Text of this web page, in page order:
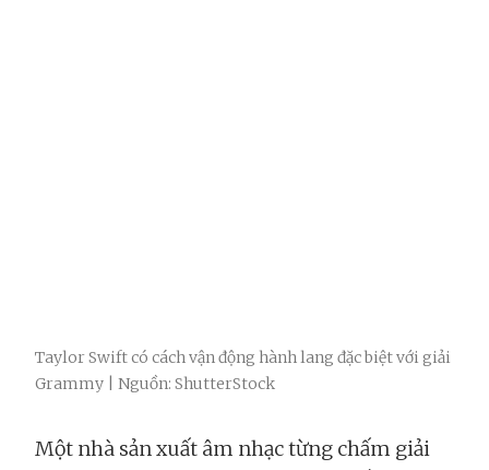
Taylor Swift có cách vận động hành lang đặc biệt với giải
Grammy | Nguồn: ShutterStock
Một nhà sản xuất âm nhạc từng chấm giải